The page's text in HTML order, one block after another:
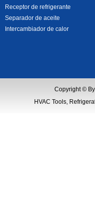
Receptor de refrigerante
Separador de aceite
Intercambiador de calor
Copyright ©
HVAC Tools,